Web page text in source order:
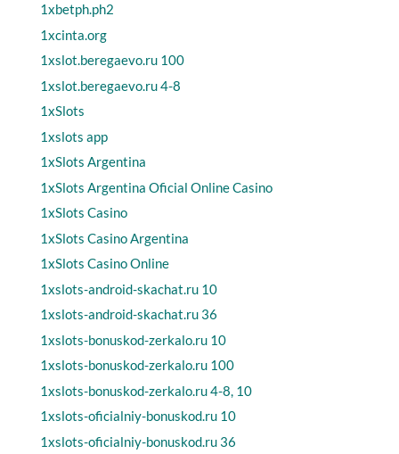
1xbetph.ph2
1xcinta.org
1xslot.beregaevo.ru 100
1xslot.beregaevo.ru 4-8
1xSlots
1xslots app
1xSlots Argentina
1xSlots Argentina Oficial Online Casino
1xSlots Casino
1xSlots Casino Argentina
1xSlots Casino Online
1xslots-android-skachat.ru 10
1xslots-android-skachat.ru 36
1xslots-bonuskod-zerkalo.ru 10
1xslots-bonuskod-zerkalo.ru 100
1xslots-bonuskod-zerkalo.ru 4-8, 10
1xslots-oficialniy-bonuskod.ru 10
1xslots-oficialniy-bonuskod.ru 36